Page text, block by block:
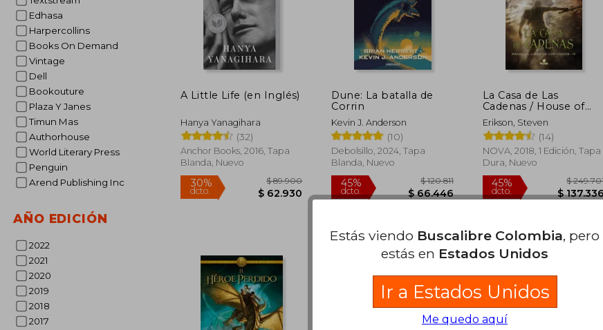
Edhasa
Harpercollins
Books On Demand
Vintage
Dell
Bookouture
Plaza Y Janes
Timun Mas
Authorhouse
World Literary Press
Penguin
Arend Publishing Inc
AÑO EDICIÓN
2022
2021
2020
2019
2018
2017
A Little Life (en Inglés)
Hanya Yanagihara
(32)
Anchor Books, 2016, Tapa
Blanda, Nuevo
Dune: La batalla de
Corrin
Kevin J. Anderson
(10)
Debolsillo, 2024, Tapa
Blanda, Nuevo
La Casa de Las
Cadenas / House of
Chains
Erikson, Steven
(14)
NOVA, 2018, 1 Edición, Tapa
Dura, Nuevo
Estás viendo Buscalibre Colombia, pero
estás en Estados Unidos
Ir a Estados Unidos
Me quedo aquí